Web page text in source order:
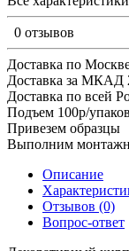
0 отзывов
Доставка по
Доставка за МКАД
Доставка по всей
Подъем 100р/
Привезем образцы
Выполним
Описание
Отзывов (0)
Вопрос-ответ